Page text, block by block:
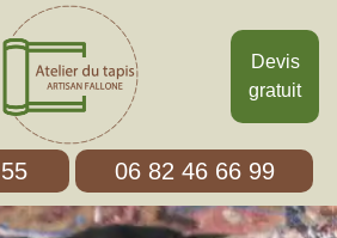
Devis
gratuit
06 82 46 66 99